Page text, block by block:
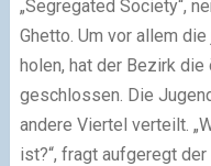
„Segregated Society“,
Ghetto. Um vor allem
holen, hat der Bezirk
geschlossen. Die
andere Viertel verteilt.
ist?“, fragt aufgeregt